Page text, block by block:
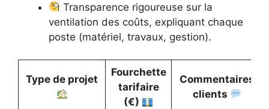
Transparence rigoureuse sur la
ventilation des coûts, expliquant chaque
poste (matériel, travaux, gestion).
Type de projet
Fourchette
tarifaire
(€)
Commentaires
clients